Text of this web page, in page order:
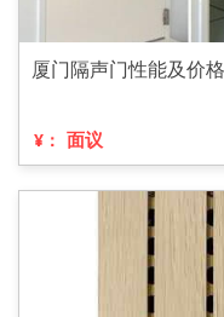
厦门隔声门性能及价
¥： 面议